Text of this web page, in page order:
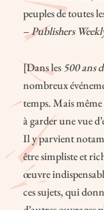
peuples de toutes
–Publishers
[Dans les 500 ans
nombreux
temps. Mais
à garder une vue
Il y parvient
être simpliste et
œuvre
ces sujets, qui